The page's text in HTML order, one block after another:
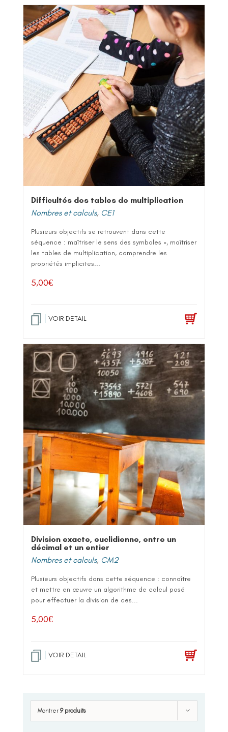
Difficultés des tables de multiplication
Nombres et calculs, CE1
Plusieurs objectifs se retrouvent dans cette
séquence : maîtriser le sens des symboles ×, maîtriser
les tables de multiplication, comprendre les
propriétés implicites...
5,00€
VOIR DETAIL
Division exacte, euclidienne, entre un
décimal et un entier
Nombres et calculs, CM2
Plusieurs objectifs dans cette séquence : connaître
et mettre en œuvre un algorithme de calcul posé
pour effectuer la division de ces...
5,00€
VOIR DETAIL
Montrer 9 produits